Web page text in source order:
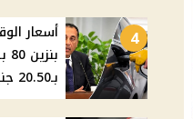
4
أسعار
بـ20.50 جنيه